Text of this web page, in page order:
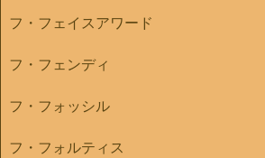
フ・フェイスアワード
フ・フェンディ
フ・フォッシル
フ・フォルティス